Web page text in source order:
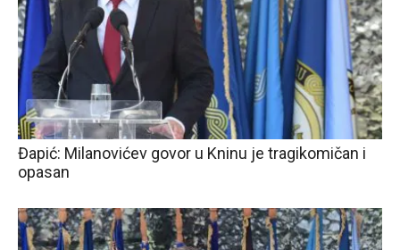
Đapić: Milanovićev govor u Kninu je tragikomičan i
opasan